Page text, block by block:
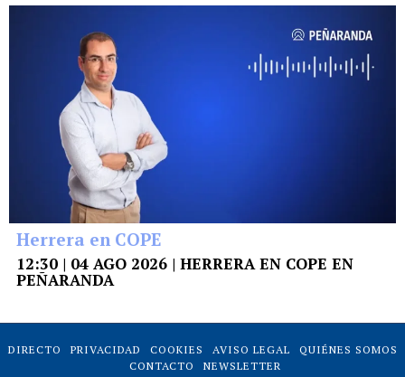
Herrera en COPE
12:30 | 04 AGO 2026 | HERRERA EN COPE EN
PEÑARANDA
DIRECTO PRIVACIDAD COOKIES AVISO LEGAL
QUIÉNES SOMOS
CONTACTO
NEWSLETTER